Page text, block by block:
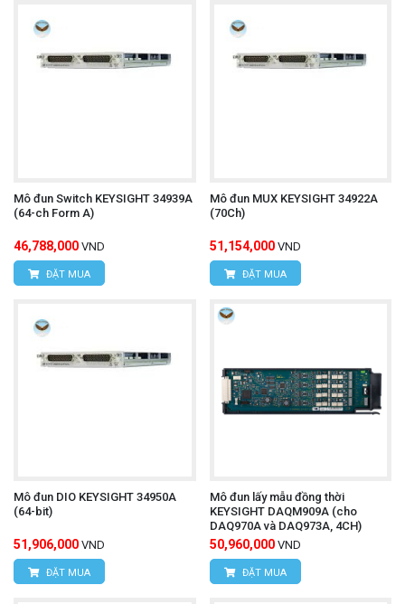
Mô đun Switch KEYSIGHT 34939A
(64-ch Form A)
46,788,000 VND
ĐẶT MUA
Mô đun MUX KEYSIGHT 34922A
(70Ch)
51,154,000 VND
ĐẶT MUA
Mô đun DIO KEYSIGHT 34950A
(64-bit)
51,906,000 VND
ĐẶT MUA
Mô đun lấy mẫu đồng thời
KEYSIGHT DAQM909A (cho
DAQ970A và DAQ973A, 4CH)
50,960,000 VND
ĐẶT MUA